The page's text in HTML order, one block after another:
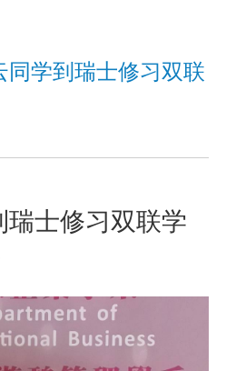
同学到瑞士修习双联
瑞士修习双联学